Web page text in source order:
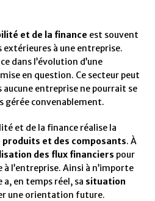
et de la finance est souvent
extérieures à une entreprise.
dans l’évolution d’une
en question. Ce secteur peut
entreprise ne pourrait se
gérée convenablement.
et de la finance réalise la
et des composants. À
des flux financiers pour
l’entreprise. Ainsi à n’importe
en temps réel, sa situation
une orientation future.